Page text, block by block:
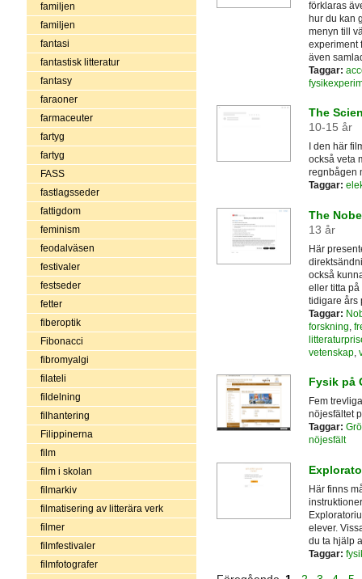
familjen
familjen
fantasi
fantastisk litteratur
fantasy
faraoner
farmaceuter
fartyg
fartyg
FASS
fastlagsseder
fattigdom
feminism
feodalväsen
festivaler
festseder
fetter
fiberoptik
Fibonacci
fibromyalgi
filateli
fildelning
filhantering
Filippinerna
film
film i skolan
filmarkiv
filmatisering av litterära verk
filmer
filmfestivaler
filmfotografer
förklaras
hur du kan
menyn till
experiment
även
Taggar:
The
10-15 år
I den här
också veta
regnbågen
Taggar:
The
13 år
Här
också
eller titta på
tidigare års
Taggar:
forskning,
vetenskap,
Fysik på
Fem
nöjesfältet
Taggar:
nöjesfält
Här finns
elever.
du ta hjälp
Taggar: